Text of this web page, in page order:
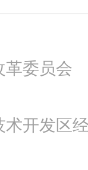
革委员会
开发区